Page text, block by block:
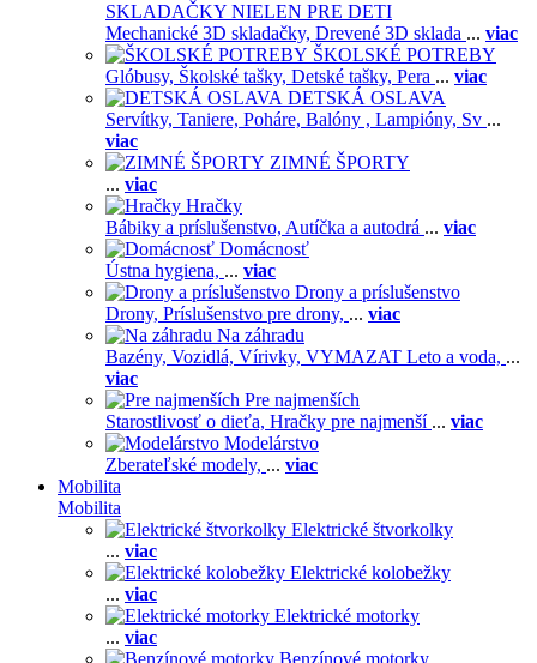
SKLADAČKY NIELEN PRE DETI
Mechanické 3D skladačky, Drevené 3D sklada ... viac
ŠKOLSKÉ POTREBY
Glóbusy, Školské tašky, Detské tašky, Pera ... viac
DETSKÁ OSLAVA
Servítky, Taniere, Poháre, Balóny , Lampióny, Sv ...
viac
ZIMNÉ ŠPORTY
... viac
Hračky
Bábiky a príslušenstvo, Autíčka a autodrá ... viac
Domácnosť
Ústna hygiena, ... viac
Drony a príslušenstvo
Drony, Príslušenstvo pre drony, ... viac
Na záhradu
Bazény, Vozidlá, Vírivky, VYMAZAT Leto a voda, ...
viac
Pre najmenších
Starostlivosť o dieťa, Hračky pre najmenší ... viac
Modelárstvo
Zberateľské modely, ... viac
Mobilita
Mobilita
Elektrické štvorkolky
... viac
Elektrické kolobežky
... viac
Elektrické motorky
... viac
Benzínové motorky